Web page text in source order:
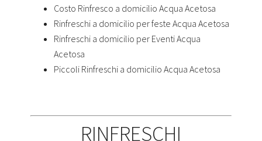
Costo Rinfresco a domicilio Acqua Acetosa
Rinfreschi a domicilio per feste Acqua Acetosa
Rinfreschi a domicilio per Eventi Acqua
Acetosa
Piccoli Rinfreschi a domicilio Acqua Acetosa
RINFRESCHI